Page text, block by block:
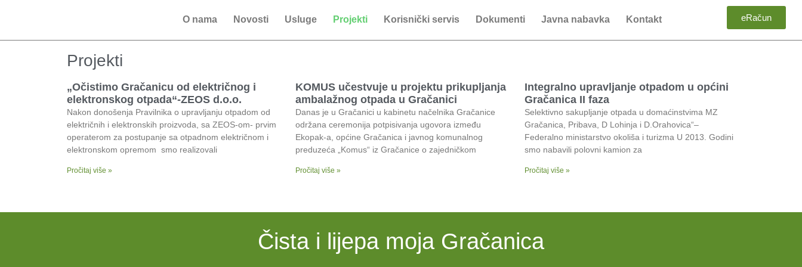
O nama Novosti Usluge Projekti Korisnički servis Dokumenti Javna nabavka Kontakt eRačun
Projekti
„Očistimo Gračanicu od električnog i
elektronskog otpada“-ZEOS d.o.o.
Nakon donošenja Pravilnika o upravljanju otpadom od
električnih i elektronskih proizvoda, sa ZEOS-om- prvim
operaterom za postupanje sa otpadnom električnom i
elektronskom opremom smo realizovali
Pročitaj više »
KOMUS učestvuje u projektu prikupljanja
ambalažnog otpada u Gračanici
Danas je u Gračanici u kabinetu načelnika Gračanice
održana ceremonija potpisivanja ugovora između
Ekopak-a, općine Gračanica i javnog komunalnog
preduzeća „Komus“ iz Gračanice o zajedničkom
Pročitaj više »
Integralno upravljanje otpadom u općini
Gračanica II faza
Selektivno sakupljanje otpada u domaćinstvima MZ
Gračanica, Pribava, D Lohinja i D.Orahovica“–
Federalno ministarstvo okoliša i turizma U 2013. Godini
smo nabavili polovni kamion za
Pročitaj više »
Čista i lijepa moja Gračanica